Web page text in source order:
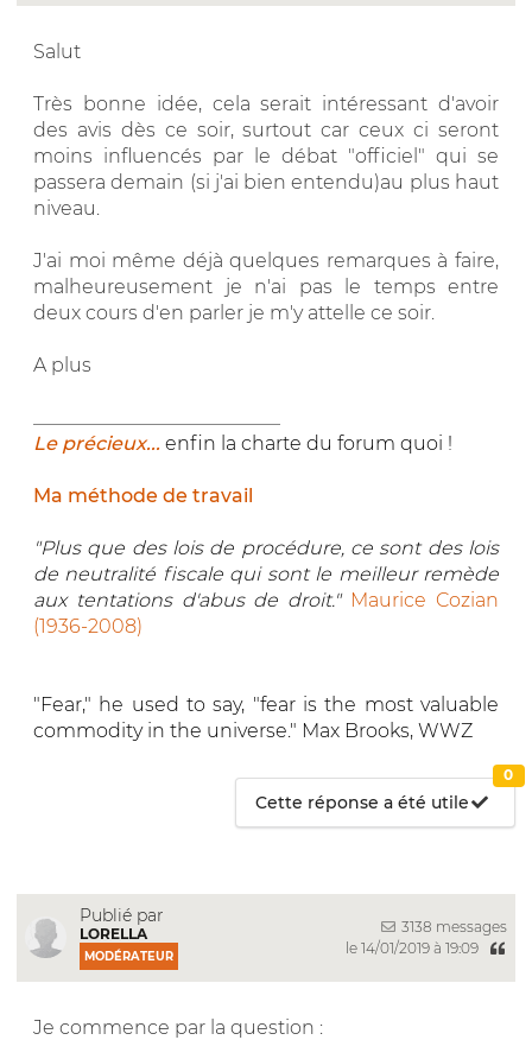
Salut
Très bonne idée, cela serait intéressant d'avoir
des avis dès ce soir, surtout car ceux ci seront
moins influencés par le débat "officiel" qui se
passera demain (si j'ai bien entendu)au plus haut
niveau.
J'ai moi même déjà quelques remarques à faire,
malheureusement je n'ai pas le temps entre
deux cours d'en parler je m'y attelle ce soir.
A plus
Le précieux... enfin la charte du forum quoi !
Ma méthode de travail
"Plus que des lois de procédure, ce sont des lois
de neutralité fiscale qui sont le meilleur remède
aux tentations d'abus de droit." Maurice Cozian
(1936-2008)
"Fear," he used to say, "fear is the most valuable
commodity in the universe." Max Brooks, WWZ
Cette réponse a été utile
0
Publié par
LORELLA
MODÉRATEUR
3138 messages
le 14/01/2019 à 19:09
Je commence par la question :